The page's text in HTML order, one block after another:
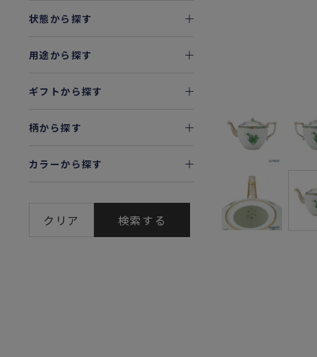
状態から探す
用途から探す
ギフトから探す
柄から探す
カラーから探す
クリア 検索する